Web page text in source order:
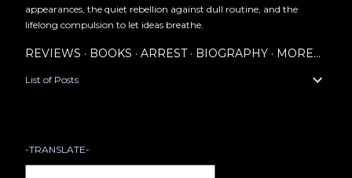
appearances, the quiet rebellion against dull routine, and the
lifelong compulsion to let ideas breathe.
REVIEWS BOOKS ARREST BIOGRAPHY MORE…
List of Posts
-TRANSLATE-